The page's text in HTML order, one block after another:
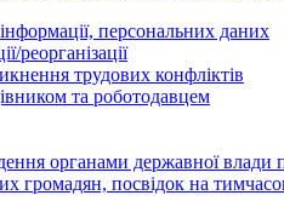
персональних даних
реорганізації
трудових конфліктів
та роботодавцем
органами державної влади
громадян, посвідок на